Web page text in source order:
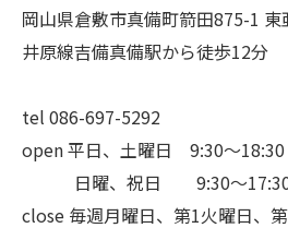
岡山県倉敷市真備町箭田875-1 東
井原線吉備真備駅から徒歩12分
tel 086-697-5292
open 平日、土曜日 9:30〜18:30
日曜、祝日 9:30〜
close 毎週月曜日、第1火曜日、